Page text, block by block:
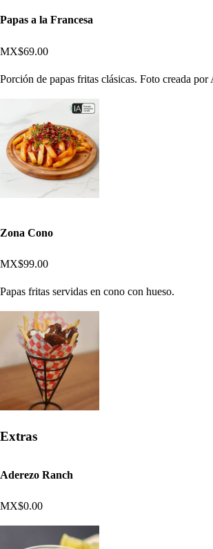
Papas a la Francesa
MX$69.00
Porción de papas fritas clásicas. Foto creada por
Zona Cono
MX$99.00
Papas fritas servidas en cono con hueso.
Extras
Aderezo Ranch
MX$0.00